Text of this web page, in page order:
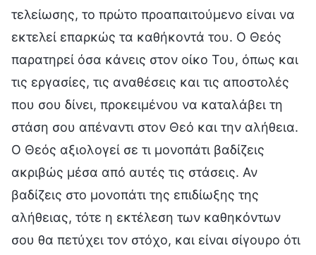
τελείωσης, το πρώτο προαπαιτούμενο είναι να
εκτελεί επαρκώς τα καθήκοντά του. Ο Θεός
παρατηρεί όσα κάνεις στον οίκο Του, όπως και
τις εργασίες, τις αναθέσεις και τις αποστολές
που σου δίνει, προκειμένου να καταλάβει τη
στάση σου απέναντι στον Θεό και την αλήθεια.
Ο Θεός αξιολογεί σε τι μονοπάτι βαδίζεις
ακριβώς μέσα από αυτές τις στάσεις. Αν
βαδίζεις στο μονοπάτι της επιδίωξης της
αλήθειας, τότε η εκτέλεση των καθηκόντων
σου θα πετύχει τον στόχο, και είναι σίγουρο ότι